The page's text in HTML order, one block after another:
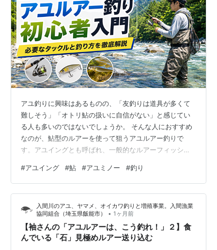
アユ釣りに興味はあるものの、「友釣りは道具が多くて
難しそう」「オトリ鮎の扱いに自信がない」と感じてい
る人も多いのではないでしょうか。 そんな人におすすめ
なのが、鮎型のルアーを使って狙うアユルアー釣りで
す。アユイングとも呼ばれ、一般的なルアーフィッシン
始める人に必要なロッドやリール、ライン、ルアー、安
全装備を紹介し、ポイントの選び方から基本的な釣り方
まで分かりやすく解説します。 アユルアー釣りとは？ 初
心者が揃えたい基本タックル ロッドは8～9フィート前後
が扱いやすい リールは2500番前後のスピニングリール
ラインはPE0.6～0.8号が基準…
#アユイング #鮎 #アユミノー #釣り
入間川のアユ、ヤマメ、オイカワ釣りと増殖事業。入間漁業
協同組合（埼玉県飯能市）
• 1ヶ月前
【袖さんの「アユルアーは、こう釣れ！」２】食
んでいる「石」見極めルアー送り込む